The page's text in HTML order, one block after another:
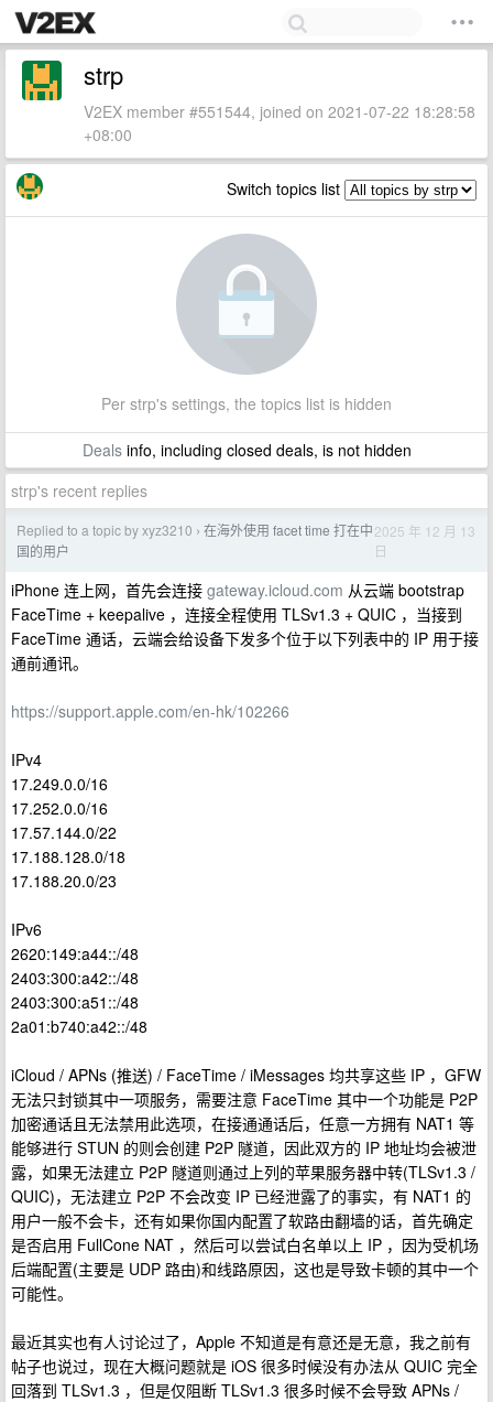
strp
V2EX member #551544, joined on 2021-07-22 18:28:58
+08:00
Switch topics list
Per strp's settings, the topics list is hidden
Dealsinfo, including closed deals, is not hidden
strp's recent replies
Replied to a topic by xyz3210 › 在海外使用 facet time 打在中
国的用户
2025 年 12 月 13
日
iPhone 连上网，首先会连接 gateway.icloud.com 从云端 bootstrap
FaceTime + keepalive ，连接全程使用 TLSv1.3 + QUIC ，当接到
FaceTime 通话，云端会给设备下发多个位于以下列表中的 IP 用于接
通前通讯。
https://support.apple.com/en-hk/102266
IPv4
17.249.0.0/16
17.252.0.0/16
17.57.144.0/22
17.188.128.0/18
17.188.20.0/23
IPv6
2620:149:a44::/48
2403:300:a42::/48
2403:300:a51::/48
2a01:b740:a42::/48
iCloud / APNs (推送) / FaceTime / iMessages 均共享这些 IP ，GFW
无法只封锁其中一项服务，需要注意 FaceTime 其中一个功能是 P2P
加密通话且无法禁用此选项，在接通通话后，任意一方拥有 NAT1 等
能够进行 STUN 的则会创建 P2P 隧道，因此双方的 IP 地址均会被泄
露，如果无法建立 P2P 隧道则通过上列的苹果服务器中转(TLSv1.3 /
QUIC)，无法建立 P2P 不会改变 IP 已经泄露了的事实，有 NAT1 的
用户一般不会卡，还有如果你国内配置了软路由翻墙的话，首先确定
是否启用 FullCone NAT ，然后可以尝试白名单以上 IP ，因为受机场
后端配置(主要是 UDP 路由)和线路原因，这也是导致卡顿的其中一个
可能性。
最近其实也有人讨论过了，Apple 不知道是有意还是无意，我之前有
帖子也说过，现在大概问题就是 iOS 很多时候没有办法从 QUIC 完全
回落到 TLSv1.3 ，但是仅阻断 TLSv1.3 很多时候不会导致 APNs /